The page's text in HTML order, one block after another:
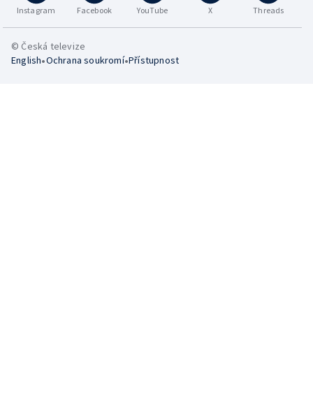
Instagram Facebook YouTube X Threads
© Česká televize
English•Ochrana soukromí•Přístupnost